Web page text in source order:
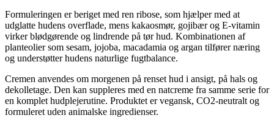
Formuleringen er beriget med ren ribose, som hjælper med at
udglatte hudens overflade, mens kakaosmør, gojibær og E-vitamin
virker blødgørende og lindrende på tør hud. Kombinationen af
planteolier som sesam, jojoba, macadamia og argan tilfører næring
og understøtter hudens naturlige fugtbalance.
Cremen anvendes om morgenen på renset hud i ansigt, på hals og
dekolletage. Den kan suppleres med en natcreme fra samme serie for
en komplet hudplejerutine. Produktet er vegansk, CO2-neutralt og
formuleret uden animalske ingredienser.